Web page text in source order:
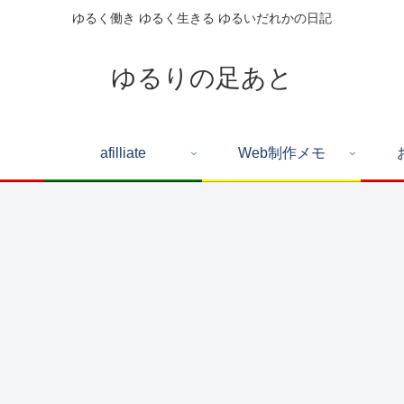
ゆるく働き ゆるく生きる ゆるいだれかの日記
ゆるりの足あと
afilliate Web制作メモ